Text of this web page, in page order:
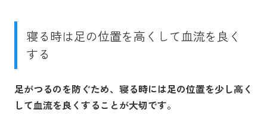
寝る時は足の位置を高くして血流を良く
する
足がつるのを防ぐため、寝る時には足の位置を少し高く
して血流を良くすることが大切です。